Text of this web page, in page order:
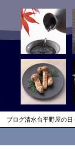
ブログ清水台平野屋の日